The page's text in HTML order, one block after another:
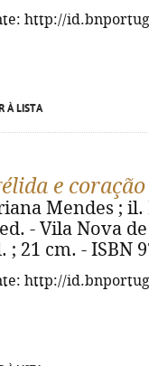
http://
À LISTA
e
Mendes ; il.
- Vila Nova
; 21 cm. - ISBN
http://